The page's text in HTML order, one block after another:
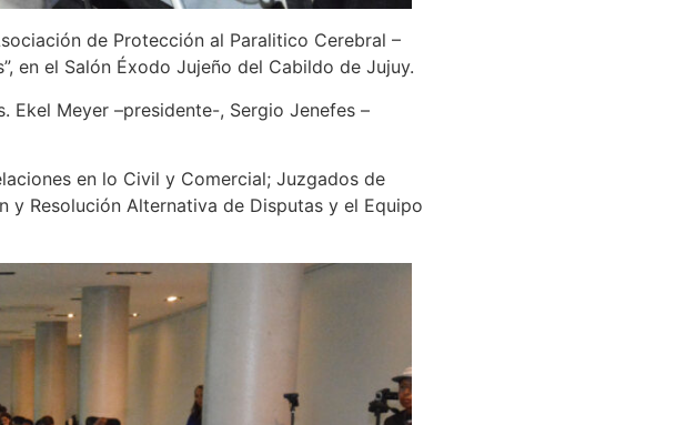
de Protección al Paralitico Cerebral –
en el Salón Éxodo Jujeño del Cabildo de Jujuy.
Meyer –presidente-, Sergio Jenefes –
en lo Civil y Comercial; Juzgados de
y Resolución Alternativa de Disputas y el Equipo